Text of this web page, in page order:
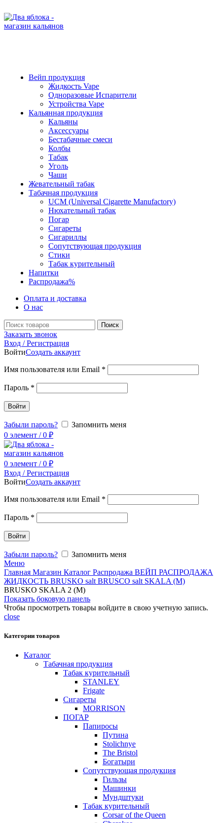
Вейп продукция
Жидкость Vape
Одноразовые Испарители
Устройства Vape
Кальянная продукция
Кальяны
Аксессуары
Бестабачные смеси
Колбы
Табак
Уголь
Чаши
Жевательный табак
Табачная продукция
UCM (Universal Cigarette Manufactory)
Нюхательный табак
Погар
Сигареты
Сигариллы
Сопутствующая продукция
Стики
Табак курительный
Напитки
Распродажа%
Оплата и доставка
О нас
Поиск
Заказать звонок
Вход / Регистрация
ВойтиСоздать аккаунт
Имя пользователя или Email *
Пароль *
Войти
Забыли пароль?
Запомнить меня
0 элемент / 0 ₽
0 элемент / 0 ₽
Вход / Регистрация
ВойтиСоздать аккаунт
Имя пользователя или Email *
Пароль *
Войти
Забыли пароль?
Запомнить меня
Меню
Главная Магазин Каталог Распродажа ВЕЙП РАСПРОДАЖА
ЖИДКОСТЬ BRUSKO salt BRUSCO salt SKALA (М)
BRUSKO SKALA 2 (М)
Показать боковую панель
Чтобы просмотреть товары войдите в свою учетную запись.
close
Категории товаров
Каталог
Табачная продукция
Табак курительный
STANLEY
Frigate
Сигареты
MORRISON
ПОГАР
Папиросы
Путина
Stolichnye
The Bristol
Богатыри
Сопутствующая продукция
Гильзы
Машинки
Мундштуки
Табак курительный
Corsar of the Queen